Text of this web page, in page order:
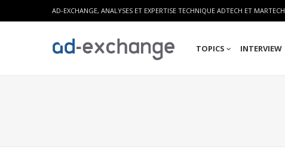
AD-EXCHANGE, ANALYSES ET EXPERTISE TECHNIQUE ADTECH ET MARTECH
TOPICS INTERVIEW